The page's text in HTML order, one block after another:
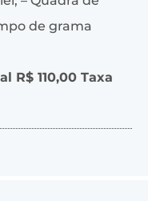
de grama
R$ 110,00 Taxa